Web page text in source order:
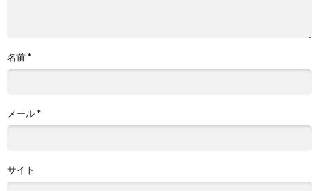
名前*
メール*
サイト